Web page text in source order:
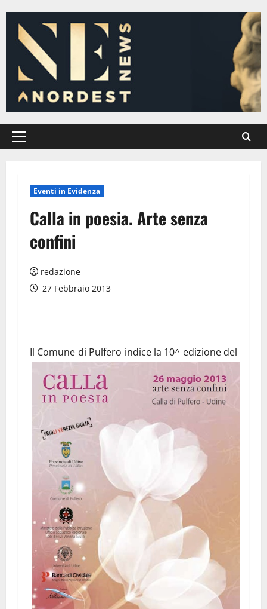
contenuto
Menu
Eventi in Evidenza
Calla in poesia. Arte senza
confini
redazione
27 Febbraio 2013
Il Comune di Pulfero indice la 10^ edizione del